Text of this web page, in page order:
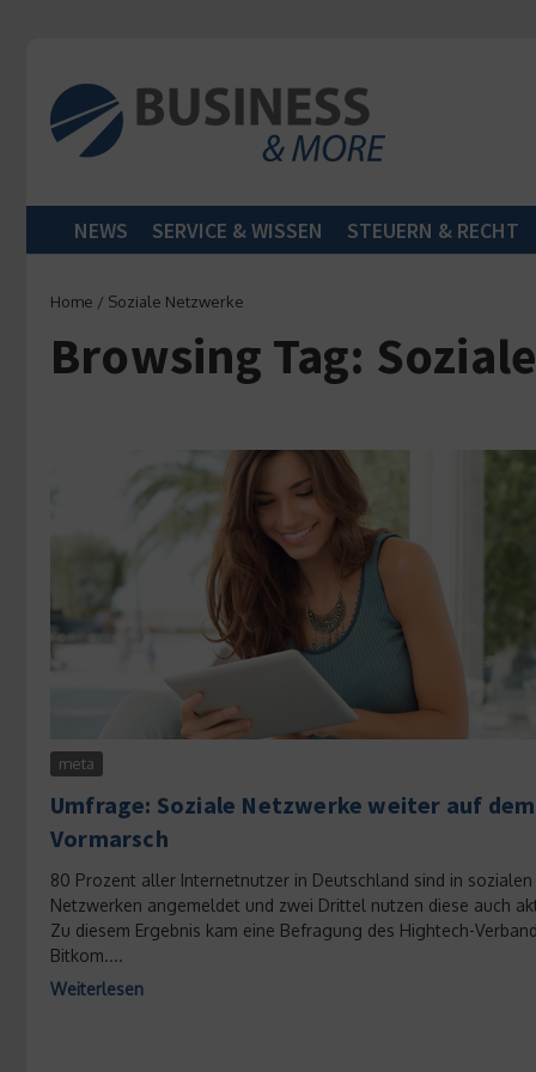
NEWS SERVICE & WISSEN STEUERN & RECHT
Home / Soziale Netzwerke
Browsing Tag:
meta
Umfrage: Soziale Netzwerke weiter auf dem
Vormarsch
80 Prozent aller Internetnutzer in Deutschland sind in sozialen
Netzwerken angemeldet und zwei Drittel nutzen diese auch
Zu diesem Ergebnis kam eine Befragung des Hightech-
Bitkom....
Weiterlesen